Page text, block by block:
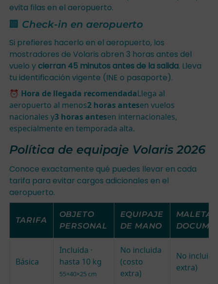
evita filas en el aeropuerto.
🏢 Check-in en aeropuerto
Si prefieres hacerlo en el aeropuerto, los
mostradores de Volaris abren 3 horas antes del
vuelo y cierran 45 minutos antes de la salida. Lleva
tu identificación vigente (INE o pasaporte).
⏰ Hora de llegada recomendadaLlega al
aeropuerto al menos2 horas antesen vuelos
nacionales y3 horas antesen internacionales,
especialmente en temporada alta.
Política de equipaje Volaris 2026
Conoce exactamente qué puedes llevar en cada
tarifa para evitar cargos adicionales en el
aeropuerto.
TARIFA
OBJETO
PERSONAL
EQUIPAJE
DE MANO
MALETA
Básica
Incluida ·
hasta 10 kg
55×40×25 cm
No incluida
(costo
extra)
No
extra)